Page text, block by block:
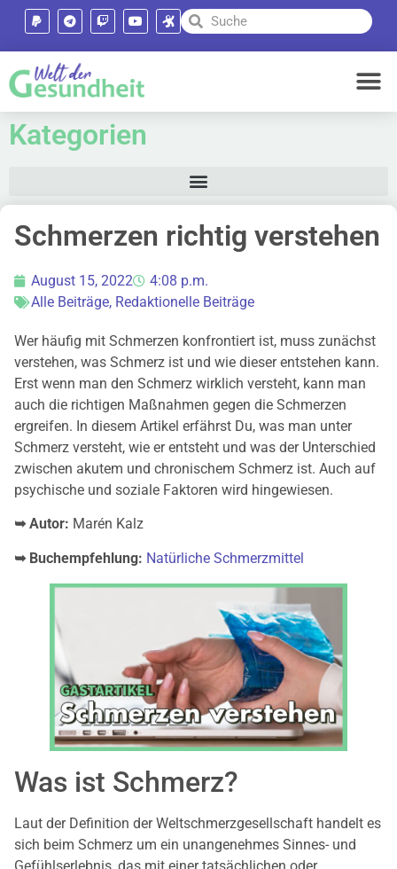
Kategorien
Schmerzen richtig verstehen
August 15, 2022
4:08 p.m.
Alle Beiträge, Redaktionelle Beiträge
Wer häufig mit Schmerzen konfrontiert ist, muss zunächst
verstehen, was Schmerz ist und wie dieser entstehen kann.
Erst wenn man den Schmerz wirklich versteht, kann man
auch die richtigen Maßnahmen gegen die Schmerzen
ergreifen. In diesem Artikel erfährst Du, was man unter
Schmerz versteht, wie er entsteht und was der Unterschied
zwischen akutem und chronischem Schmerz ist. Auch auf
psychische und soziale Faktoren wird hingewiesen.
➥ Autor: Marén Kalz
➥ Buchempfehlung: Natürliche Schmerzmittel
Was ist Schmerz?
Laut der Definition der Weltschmerzgesellschaft handelt es
sich beim Schmerz um ein unangenehmes Sinnes- und
Gefühlserlebnis, das mit einer tatsächlichen oder